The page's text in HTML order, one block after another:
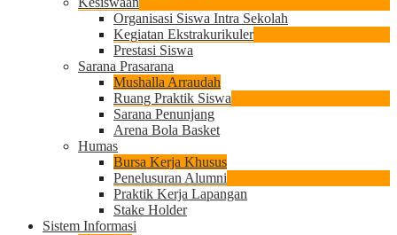
Organisasi Siswa Intra Sekolah
Kegiatan Ekstrakurikuler
Prestasi Siswa
Sarana Prasarana
Mushalla Arraudah
Ruang Praktik Siswa
Sarana Penunjang
Arena Bola Basket
Humas
Bursa Kerja Khusus
Penelusuran Alumni
Praktik Kerja Lapangan
Stake Holder
Sistem Informasi